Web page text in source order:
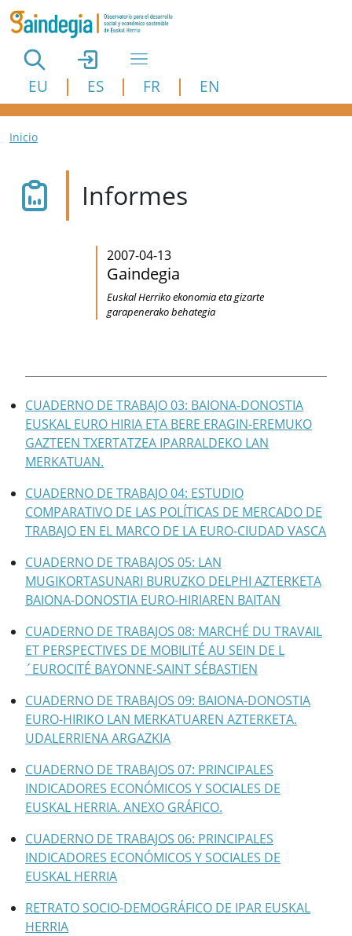
Pasar al contenido principal
EU ES FR EN
Ruta de navegación
Inicio
Informes
2007-04-13
Gaindegia
Euskal Herriko ekonomia eta gizarte
garapenerako behategia
CUADERNO DE TRABAJO 03: BAIONA-DONOSTIA
EUSKAL EURO HIRIA ETA BERE ERAGIN-EREMUKO
GAZTEEN TXERTATZEA IPARRALDEKO LAN
MERKATUAN.
CUADERNO DE TRABAJO 04: ESTUDIO
COMPARATIVO DE LAS POLÍTICAS DE MERCADO DE
TRABAJO EN EL MARCO DE LA EURO-CIUDAD VASCA
CUADERNO DE TRABAJOS 05: LAN
MUGIKORTASUNARI BURUZKO DELPHI AZTERKETA
BAIONA-DONOSTIA EURO-HIRIAREN BAITAN
CUADERNO DE TRABAJOS 08: MARCHÉ DU TRAVAIL
ET PERSPECTIVES DE MOBILITÉ AU SEIN DE L
´EUROCITÉ BAYONNE-SAINT SÉBASTIEN
CUADERNO DE TRABAJOS 09: BAIONA-DONOSTIA
EURO-HIRIKO LAN MERKATUAREN AZTERKETA.
UDALERRIENA ARGAZKIA
CUADERNO DE TRABAJOS 07: PRINCIPALES
INDICADORES ECONÓMICOS Y SOCIALES DE
EUSKAL HERRIA. ANEXO GRÁFICO.
CUADERNO DE TRABAJOS 06: PRINCIPALES
INDICADORES ECONÓMICOS Y SOCIALES DE
EUSKAL HERRIA
RETRATO SOCIO-DEMOGRÁFICO DE IPAR EUSKAL
HERRIA